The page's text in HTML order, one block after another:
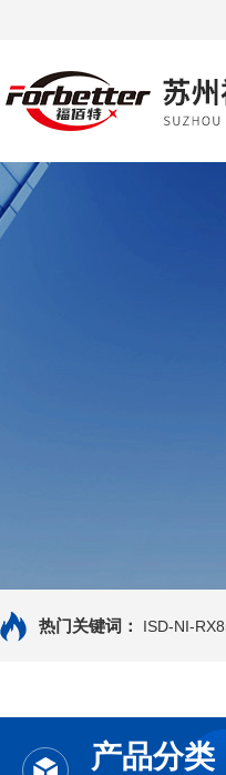
热门关键词： ISD-NI-
产品分类